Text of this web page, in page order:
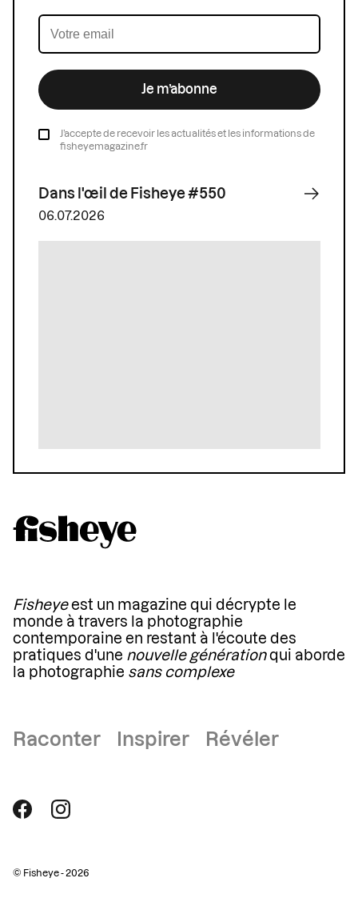
Je m’abonne
J’accepte de recevoir les actualités et les informations de
fisheyemagazine.fr
Dans l'œil de Fisheye #550
06.07.2026
Fisheyeest un magazine qui décrypte le
monde à travers la photographie
contemporaine en restant à l'écoute des
pratiques d'une nouvelle générationqui aborde
la photographie sans complexe
Raconter Inspirer Révéler
© Fisheye - 2026